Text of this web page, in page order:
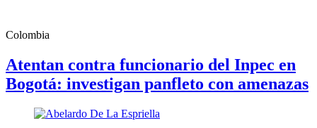
Colombia
Atentan contra funcionario del Inpec en
Bogotá: investigan panfleto con amenazas